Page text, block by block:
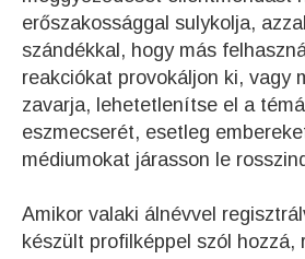
erőszakossággal sulykolja,
szándékkal, hogy más
reakciókat provokáljon ki, vagy
zavarja, lehetetlenítse el a
eszmecserét, esetleg
médiumokat járasson le
Amikor valaki álnévvel
készült profilképpel szól hozzá,